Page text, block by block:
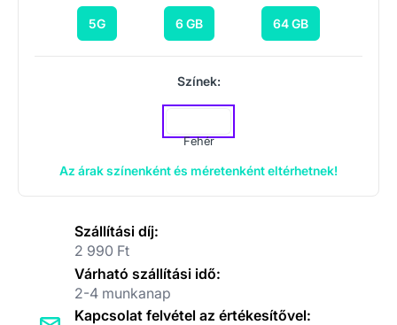
5G
6 GB
64 GB
Színek:
Fehér
Az árak színenként és méretenként eltérhetnek!
Szállítási díj:
2 990 Ft
Várható szállítási idő:
2-4 munkanap
Kapcsolat felvétel az értékesítővel: